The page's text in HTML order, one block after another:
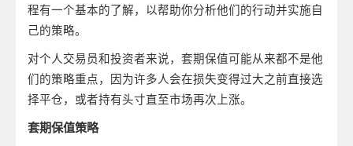
程有一个基本的了解，以帮助你分析他们的行动并实施自
己的策略。
对个人交易员和投资者来说，套期保值可能从来都不是他
们的策略重点，因为许多人会在损失变得过大之前直接选
择平仓，或者持有头寸直至市场再次上涨。
套期保值策略